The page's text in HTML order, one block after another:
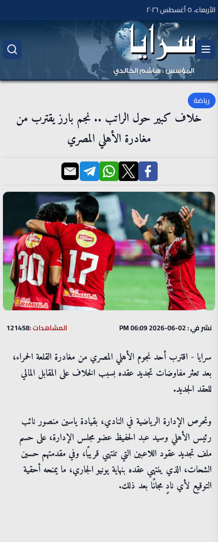
الأربعاء، ٥ أغسطس ٢٠٢٦
رياضة
خلاف كبير حول الراتب .. نجم بارز يقترب من
مغادرة الأهلي المصري
نشر في : 02-06-2026 06:09 PM المشاهدات :121458
سرايا - اقترب أحد نجوم الأهلي المصري من مغادرة القلعة الحمراء،
بعد تعثر مفاوضات تجديد عقده بسبب الخلاف على المقابل المالي
للعقد الجديد.
وتحرص الإدارة الرياضية في النادي، بقيادة ياسين منصور نائب
رئيس الأهلي وسيد عبد الحفيظ عضو مجلس الإدارة، على حسم
ملف تجديد عقود اللاعبين التي تنتهي قريبًا، وفي مقدمتهم حسين
الشحات، الذي ينتهي عقده بنهاية يونيو الجاري، ما يمنحه أحقية
التوقيع لأي نادٍ مجانًا بعد ذلك.